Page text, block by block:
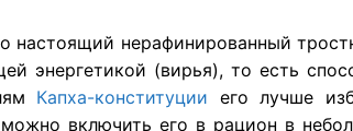
настоящий нерафинированный
энергетикой (вирья), то есть
Капха-конституции его лучше
можно включить его в рацион в